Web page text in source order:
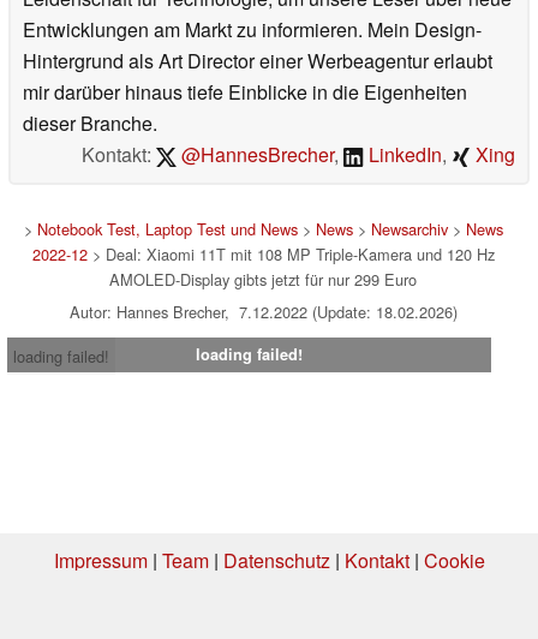
Entwicklungen am Markt zu informieren. Mein Design-
Hintergrund als Art Director einer Werbeagentur erlaubt
mir darüber hinaus tiefe Einblicke in die Eigenheiten
dieser Branche.
Kontakt:
@HannesBrecher, LinkedIn, Xing
> Notebook Test, Laptop Test und News> News> Newsarchiv> News
2022-12> Deal: Xiaomi 11T mit 108 MP Triple-Kamera und 120 Hz
AMOLED-Display gibts jetzt für nur 299 Euro
Autor: Hannes Brecher, 7.12.2022 (Update: 18.02.2026)
loading failed!
loading failed!
Impressum| Team| Datenschutz| Kontakt| Cookie